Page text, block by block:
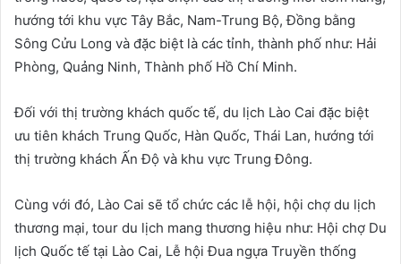
hướng tới khu vực Tây Bắc, Nam-Trung Bộ, Đồng bằng
Sông Cửu Long và đặc biệt là các tỉnh, thành phố như: Hải
Phòng, Quảng Ninh, Thành phố Hồ Chí Minh.
Đối với thị trường khách quốc tế, du lịch Lào Cai đặc biệt
ưu tiên khách Trung Quốc, Hàn Quốc, Thái Lan, hướng tới
thị trường khách Ấn Độ và khu vực Trung Đông.
Cùng với đó, Lào Cai sẽ tổ chức các lễ hội, hội chợ du lịch
thương mại, tour du lịch mang thương hiệu như: Hội chợ Du
lịch Quốc tế tại Lào Cai, Lễ hội Đua ngựa Truyền thống